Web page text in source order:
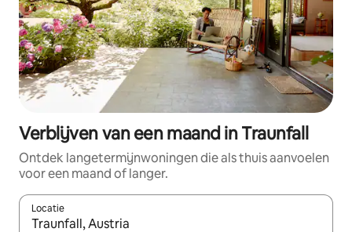
Verblijven van een maand in Traunfall
Ontdek langetermijnwoningen die als thuis aanvoelen
voor een maand of langer.
Locatie
Wanneer er resultaten beschikbaar zijn, maak je een keuze